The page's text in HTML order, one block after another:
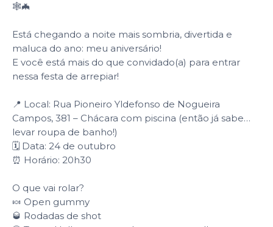
🕸️🦇
Está chegando a noite mais sombria, divertida e
maluca do ano: meu aniversário!
E você está mais do que convidado(a) para entrar
nessa festa de arrepiar!
📍 Local: Rua Pioneiro Yldefonso de Nogueira
Campos, 381 – Chácara com piscina (então já sabe…
levar roupa de banho!)
🗓️ Data: 24 de outubro
⏰ Horário: 20h30
O que vai rolar?
🍬 Open gummy
🥃 Rodadas de shot